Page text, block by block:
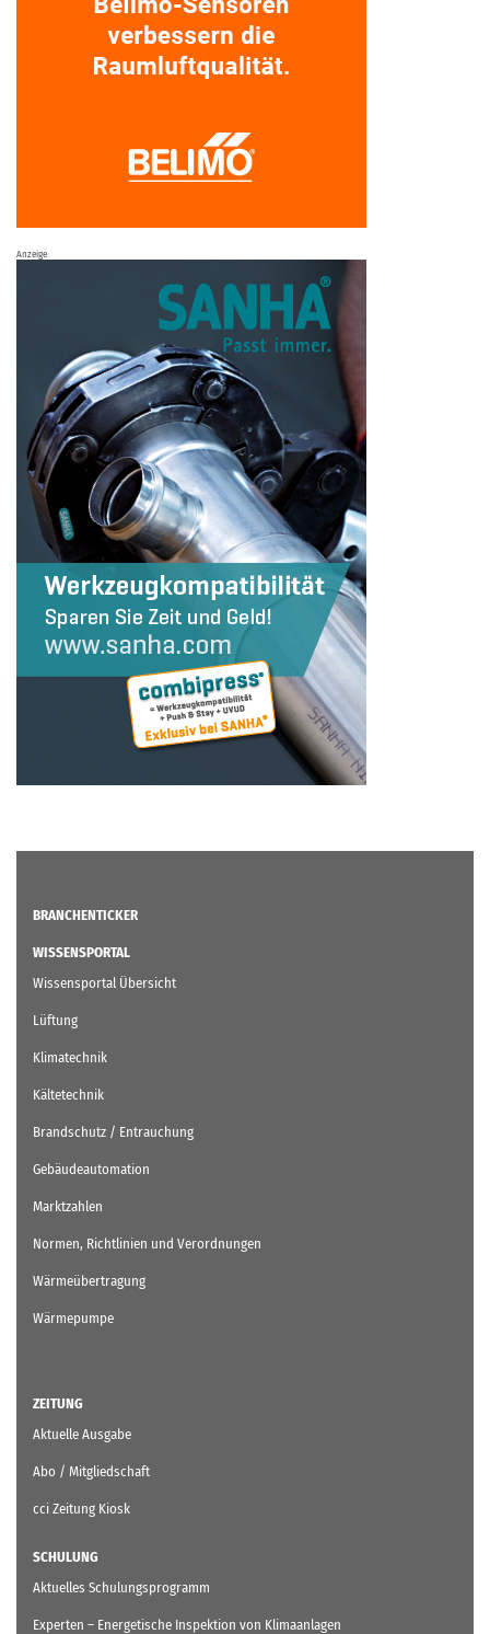
Anzeige
BRANCHENTICKER
WISSENSPORTAL
Wissensportal Übersicht
Lüftung
Klimatechnik
Kältetechnik
Brandschutz / Entrauchung
Gebäudeautomation
Marktzahlen
Normen, Richtlinien und Verordnungen
Wärmeübertragung
Wärmepumpe
ZEITUNG
Aktuelle Ausgabe
Abo / Mitgliedschaft
cci Zeitung Kiosk
SCHULUNG
Aktuelles Schulungsprogramm
Experten – Energetische Inspektion von Klimaanlagen